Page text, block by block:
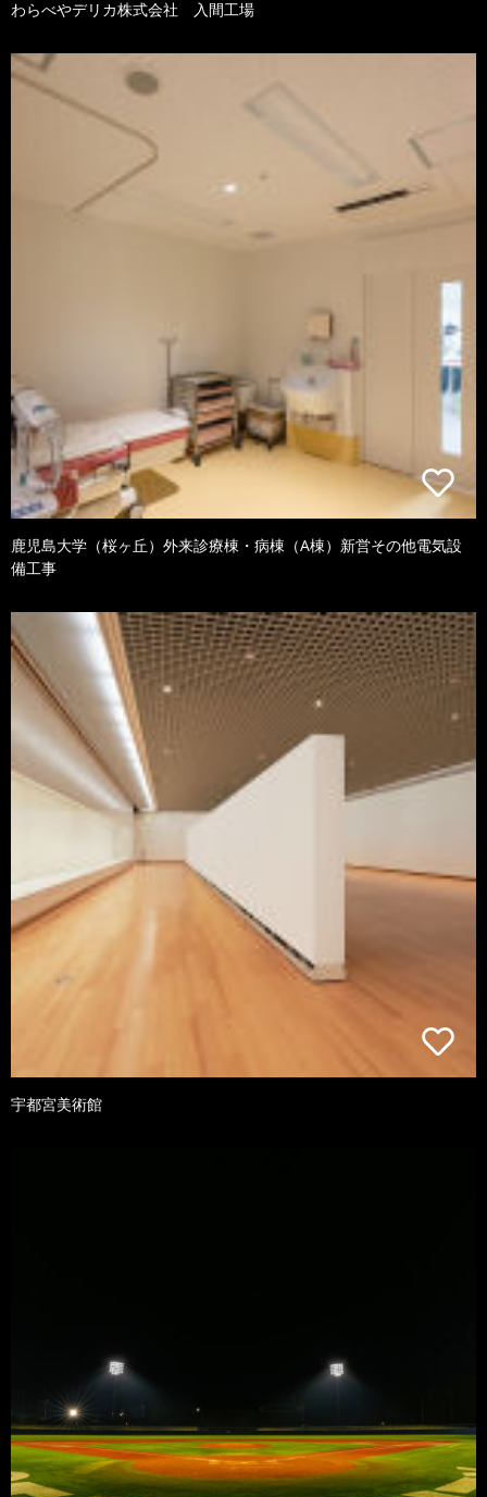
わらべやデリカ株式会社 入間工場
鹿児島大学（桜ヶ丘）外来診療棟・病棟（A棟）新営その他電気設
備工事
宇都宮美術館